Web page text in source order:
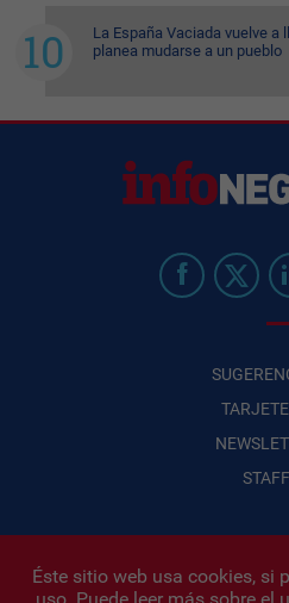
La España Vaciada vuelve a
planea mudarse a un pueblo
STAFF
Éste sitio web usa cookies, si